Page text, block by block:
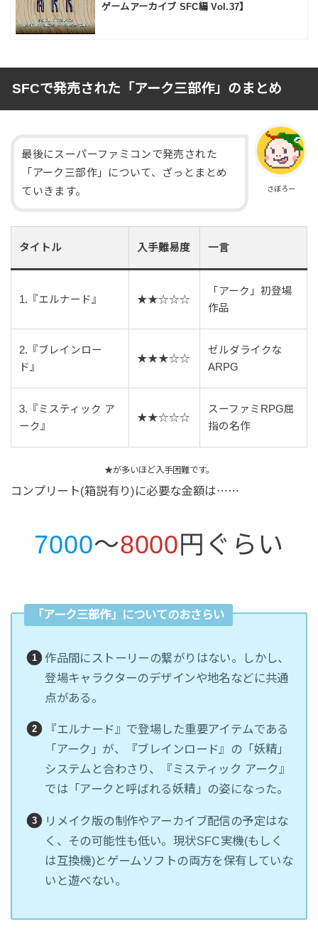
ゲームアーカイブ SFC編 Vol.37】
SFCで発売された「アーク三部作」のまとめ
さぼろー
最後にスーパーファミコンで発売された
「アーク三部作」について、ざっとまとめ
ていきます。
タイトル 入手難易度 一言
1.『エルナード』 ★★☆☆☆
「アーク」初登場
作品
2.『ブレインロー
ド』
★★★☆☆
ゼルダライクな
ARPG
3.『ミスティック ア
ーク』
★★☆☆☆
スーファミRPG屈
指の名作
★が多いほど入手困難です。
コンプリート(箱説有り)に必要な金額は⋯⋯
7000～8000円ぐらい
「アーク三部作」についてのおさらい
作品間にストーリーの繋がりはない。しかし、
登場キャラクターのデザインや地名などに共通
点がある。
『エルナード』で登場した重要アイテムである
「アーク」が、『ブレインロード』の「妖精」
システムと合わさり、『ミスティック アーク』
では「アークと呼ばれる妖精」の姿になった。
リメイク版の制作やアーカイブ配信の予定はな
く、その可能性も低い。現状SFC実機(もしく
は互換機)とゲームソフトの両方を保有していな
いと遊べない。